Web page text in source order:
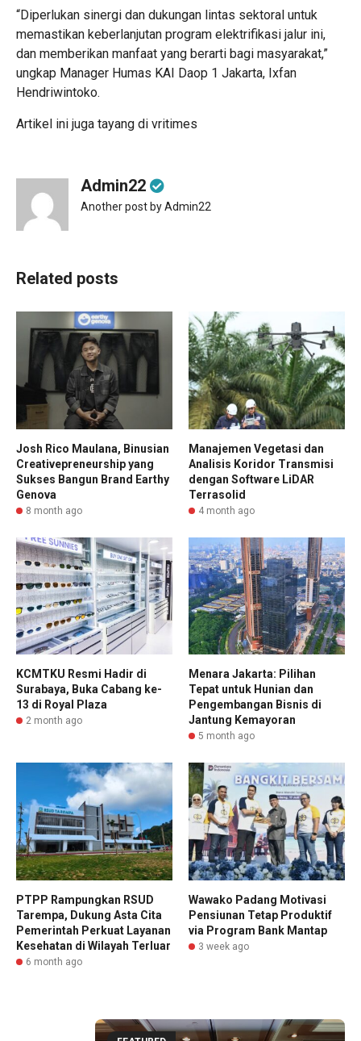
“Diperlukan sinergi dan dukungan lintas sektoral untuk
memastikan keberlanjutan program elektrifikasi jalur ini,
dan memberikan manfaat yang berarti bagi masyarakat,”
ungkap Manager Humas KAI Daop 1 Jakarta, Ixfan
Hendriwintoko.
Artikel ini juga tayang di vritimes
Admin22
Another post by Admin22
Related posts
Josh Rico Maulana, Binusian
Creativepreneurship yang
Sukses Bangun Brand Earthy
Genova
8 month ago
Manajemen Vegetasi dan
Analisis Koridor Transmisi
dengan Software LiDAR
Terrasolid
4 month ago
KCMTKU Resmi Hadir di
Surabaya, Buka Cabang ke-
13 di Royal Plaza
2 month ago
Menara Jakarta: Pilihan
Tepat untuk Hunian dan
Pengembangan Bisnis di
Jantung Kemayoran
5 month ago
PTPP Rampungkan RSUD
Tarempa, Dukung Asta Cita
Pemerintah Perkuat Layanan
Kesehatan di Wilayah Terluar
6 month ago
Wawako Padang Motivasi
Pensiunan Tetap Produktif
via Program Bank Mantap
3 week ago